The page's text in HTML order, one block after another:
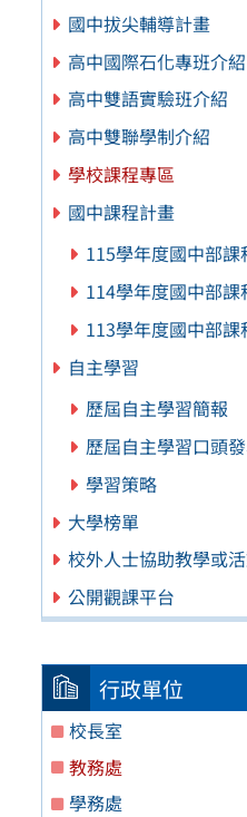
國中拔尖輔導計畫
高中國際石化專班介紹
高中雙語實驗班介紹
高中雙聯學制介紹
學校課程專區
國中課程計畫
115學年度國中部課
114學年度國中部課
113學年度國中部課
自主學習
歷屆自主學習簡報
歷屆自主學習口頭
學習策略
大學榜單
校外人士協助教學或
公開觀課平台
行政單位
校長室
教務處
學務處